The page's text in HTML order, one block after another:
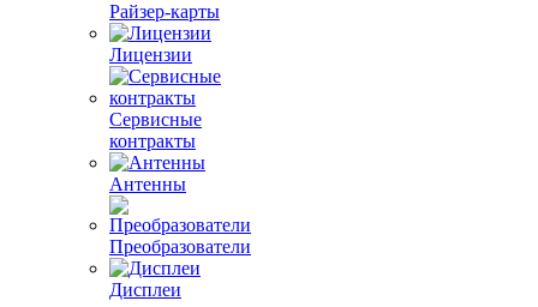
Райзер-карты
Лицензии
Сервисные
контракты
Антенны
Преобразователи
Дисплеи